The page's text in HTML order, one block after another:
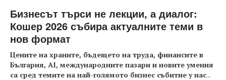
Бизнесът търси не лекции, а диалог:
Кошер 2026 събира актуалните теми в
нов формат
Цените на храните, бъдещето на труда, финансите в
България, AI, международните пазари и новите умения
са сред темите на най-голямото бизнес събитие у нас...